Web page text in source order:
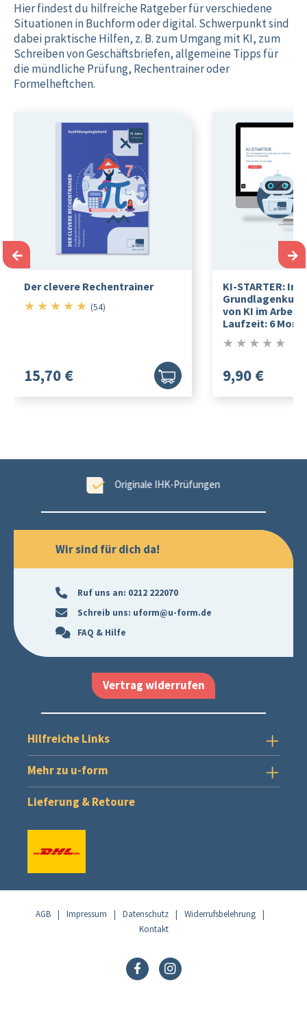
Hier findest du hilfreiche Ratgeber für verschiedene
Situationen in Buchform oder digital. Schwerpunkt sind
dabei praktische Hilfen, z. B. zum Umgang mit KI, zum
Schreiben von Geschäftsbriefen, allgemeine Tipps für
die mündliche Prüfung, Rechentrainer oder
Formelheftchen.
Der clevere Rechentrainer
★ ★ ★ ★ ★ 5/5
(54)
15,70 €
KI-STARTER:
Grundlagenkurs
von KI im
Laufzeit: 6
★ ★ ★ ★ ★
9,90 €
← →
Originale IHK-Prüfungen
Wir sind für dich da!
Ruf uns an: 0212 222070
Schreib uns: uform@u-form.de
FAQ & Hilfe
Vertrag widerrufen
Hilfreiche Links
Mehr zu u-form
Lieferung & Retoure
AGB | Impressum | Datenschutz | Widerrufsbelehrung |
Kontakt